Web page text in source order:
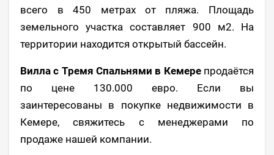
всего в 450 метрах от пляжа. Площадь
земельного участка составляет 900 м2. На
территории находится открытый бассейн.
Вилла с Тремя Спальнями в Кемерепродаётся
по цене 130.000 евро. Если вы
заинтересованы в покупке недвижимости в
Кемере, свяжитесь с менеджерами по
продаже нашей компании.